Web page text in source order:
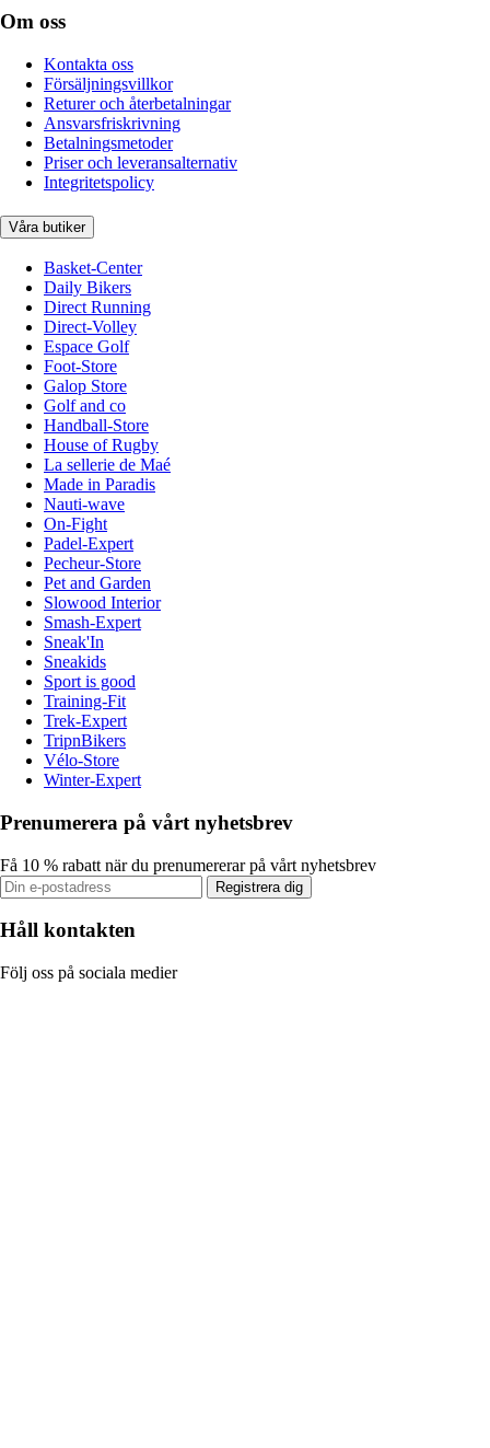
Om oss
Kontakta oss
Försäljningsvillkor
Returer och återbetalningar
Ansvarsfriskrivning
Betalningsmetoder
Priser och leveransalternativ
Integritetspolicy
Våra butiker
Basket-Center
Daily Bikers
Direct Running
Direct-Volley
Espace Golf
Foot-Store
Galop Store
Golf and co
Handball-Store
House of Rugby
La sellerie de Maé
Made in Paradis
Nauti-wave
On-Fight
Padel-Expert
Pecheur-Store
Pet and Garden
Slowood Interior
Smash-Expert
Sneak'In
Sneakids
Sport is good
Training-Fit
Trek-Expert
TripnBikers
Vélo-Store
Winter-Expert
Prenumerera på vårt nyhetsbrev
Få 10 % rabatt när du prenumererar på vårt nyhetsbrev
Registrera dig
Håll kontakten
Följ oss på sociala medier